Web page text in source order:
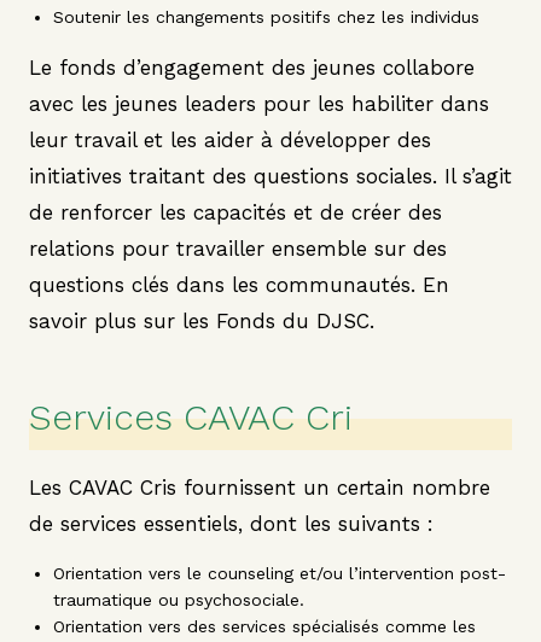
Soutenir les changements positifs chez les individus
Le fonds d’engagement des jeunes collabore
avec les jeunes leaders pour les habiliter dans
leur travail et les aider à développer des
initiatives traitant des questions sociales. Il s’agit
de renforcer les capacités et de créer des
relations pour travailler ensemble sur des
questions clés dans les communautés. En
savoir plus sur les Fonds du DJSC.
Services CAVAC Cri
Les CAVAC Cris fournissent un certain nombre
de services essentiels, dont les suivants :
Orientation vers le counseling et/ou l’intervention post-
traumatique ou psychosociale.
Orientation vers des services spécialisés comme les